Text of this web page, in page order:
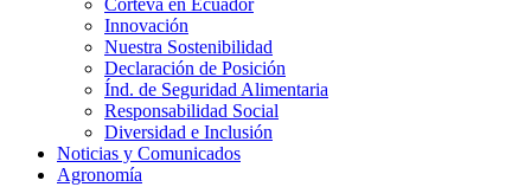
Corteva en Ecuador
Innovación
Nuestra Sostenibilidad
Declaración de Posición
Índ. de Seguridad Alimentaria
Responsabilidad Social
Diversidad e Inclusión
Noticias y Comunicados
Agronomía